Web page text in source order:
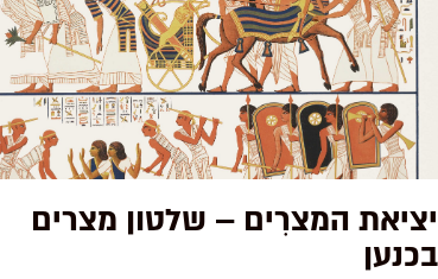
יציאת המצרִים – שלטון מצרים
בכנען